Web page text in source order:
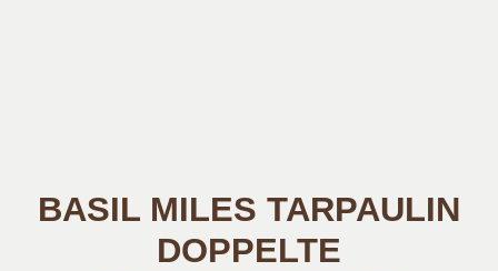
BASIL MILES TARPAULIN
DOPPELTE